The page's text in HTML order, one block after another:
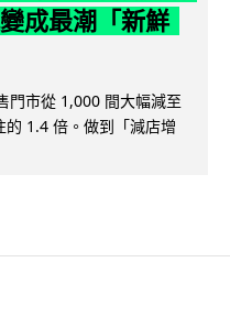
成最潮「新鮮
門市從 1,000 間大幅減至
1.4 倍。做到「減店增